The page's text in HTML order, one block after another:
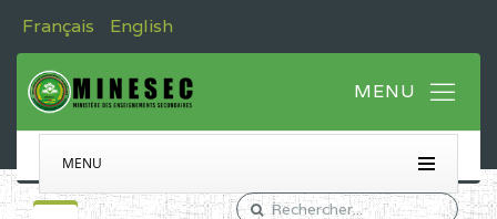
Français English
MENU